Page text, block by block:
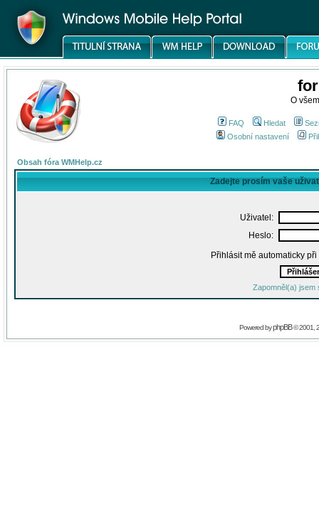
O
FAQ Hledat
Osobní nastavení
Obsah fóra WMHelp.cz
Zadejte prosím vaše
Uživatel:
Heslo:
Přihlásit mě automaticky
Zapomněl(a) jsem
Powered byphpBB© 2001,